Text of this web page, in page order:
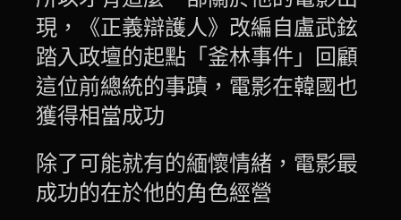
現，《正義辯護人》改編自盧武鉉
踏入政壇的起點「釜林事件」回顧
這位前總統的事蹟，電影在韓國也
獲得相當成功
除了可能就有的緬懷情緒，電影最
成功的在於他的角色經營